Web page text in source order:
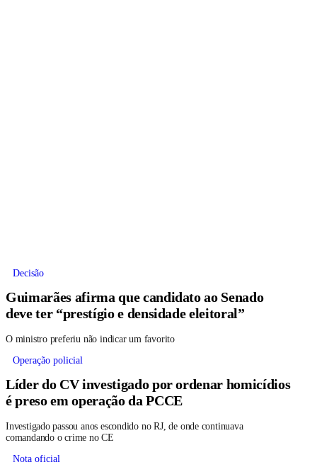
Decisão
Guimarães afirma que candidato ao Senado
deve ter “prestígio e densidade eleitoral”
O ministro preferiu não indicar um favorito
Operação policial
Líder do CV investigado por ordenar homicídios
é preso em operação da PCCE
Investigado passou anos escondido no RJ, de onde continuava
comandando o crime no CE
Nota oficial